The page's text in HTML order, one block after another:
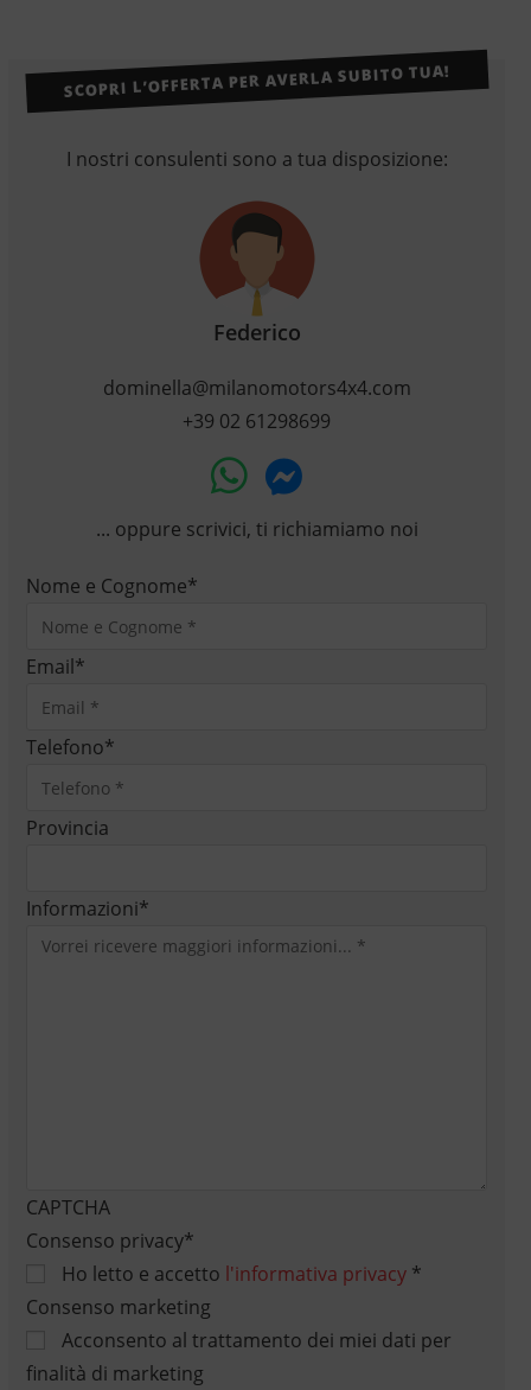
SCOPRI L’OFFERTA PER AVERLA SUBITO TUA!
I nostri consulenti sono a tua disposizione:
Federico
dominella@milanomotors4x4.com
+39 02 61298699
... oppure scrivici, ti richiamiamo noi
Nome e Cognome*
Email*
Telefono*
Provincia
Informazioni*
CAPTCHA
Consenso privacy*
Ho letto e accetto l'informativa privacy*
Consenso marketing
Acconsento al trattamento dei miei dati per
finalità di marketing